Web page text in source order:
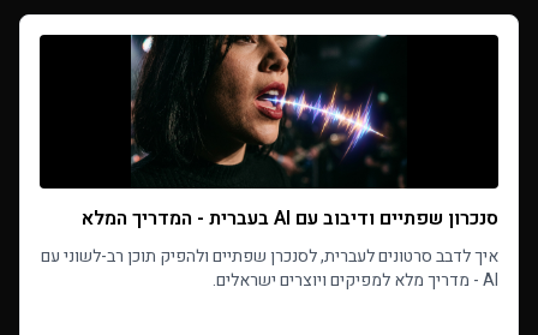
סנכרון שפתיים ודיבוב עם AI בעברית - המדריך המלא
איך לדבב סרטונים לעברית, לסנכרן שפתיים ולהפיק תוכן רב-לשוני עם
AI - מדריך מלא למפיקים ויוצרים ישראלים.